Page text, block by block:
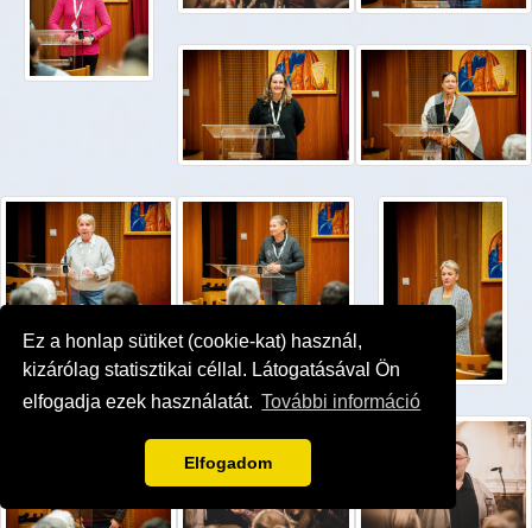
Ez a honlap sütiket (cookie-kat) használ,
kizárólag statisztikai céllal. Látogatásával Ön
elfogadja ezek használatát. További információ
Elfogadom